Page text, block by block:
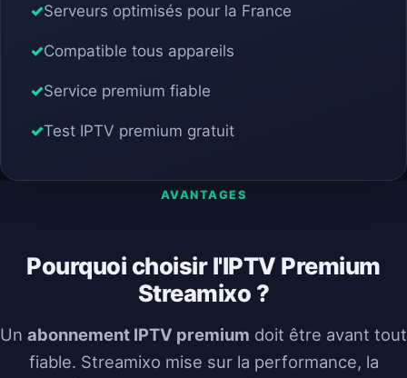
Serveurs optimisés pour la France
Compatible tous appareils
Service premium fiable
Test IPTV premium gratuit
AVANTAGES
Pourquoi choisir l'IPTV Premium
Streamixo ?
Un abonnement IPTV premium doit être avant tout
fiable. Streamixo mise sur la performance, la